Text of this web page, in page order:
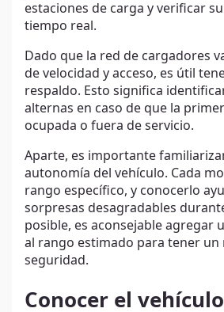
estaciones de carga y verificar
tiempo real.
Dado que la red de cargadores
de velocidad y acceso, es útil
respaldo. Esto significa
alternas en caso de que la
ocupada o fuera de servicio.
Aparte, es importante
autonomía del vehículo. Cada
rango específico, y conocerlo
sorpresas desagradables
posible, es aconsejable agregar
al rango estimado para tener un
seguridad.
Conocer el